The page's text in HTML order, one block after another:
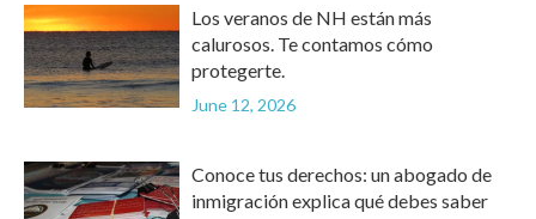
Los veranos de NH están más
calurosos. Te contamos cómo
protegerte.
June 12, 2026
Conoce tus derechos: un abogado de
inmigración explica qué debes saber